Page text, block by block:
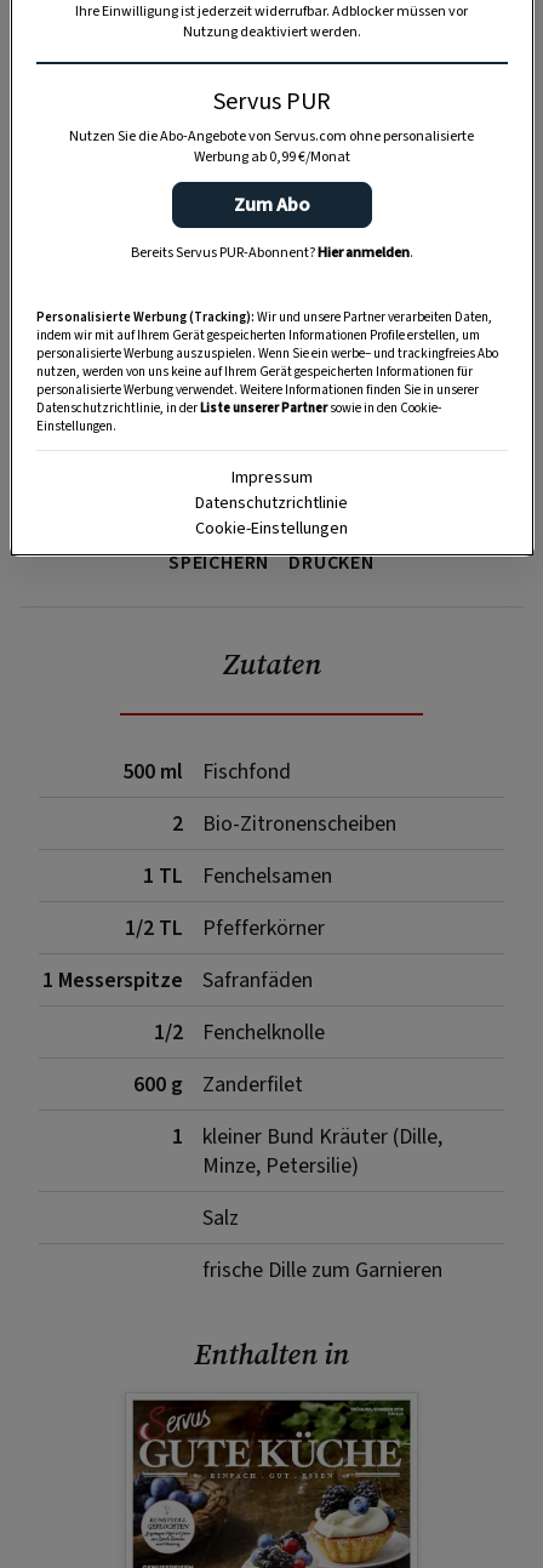
Anzeige
SPEICHERN DRUCKEN
Zutaten
500 ml
Fischfond
2
Bio-Zitronenscheiben
1 TL
Fenchelsamen
1/2 TL
Pfefferkörner
1 Messerspitze
Safranfäden
1/2
Fenchelknolle
600 g
Zanderfilet
1
kleiner Bund Kräuter (Dille,
Minze, Petersilie)
Salz
frische Dille zum Garnieren
Enthalten in
Ihre Einwilligung ist jederzeit widerrufbar. Adblocker müssen vor
Nutzung deaktiviert werden.
Servus PUR
Nutzen Sie die Abo-Angebote von Servus.com ohne personalisierte
Werbung ab 0,99 €/Monat
Zum Abo
Bereits Servus PUR-Abonnent?Hier anmelden.
Personalisierte Werbung (Tracking): Wir und unsere Partner verarbeiten Daten,
indem wir mit auf Ihrem Gerät gespeicherten Informationen Profile erstellen, um
personalisierte Werbung auszuspielen. Wenn Sie ein werbe– und trackingfreies Abo
nutzen, werden von uns keine auf Ihrem Gerät gespeicherten Informationen für
personalisierte Werbung verwendet. Weitere Informationen finden Sie in unserer
Datenschutzrichtlinie, in derListe unserer Partnersowie in den Cookie-
Einstellungen.
Impressum
Datenschutzrichtlinie
Cookie-Einstellungen